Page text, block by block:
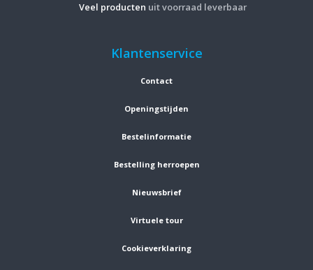
Veel producten uit voorraad leverbaar
Klantenservice
Contact
Openingstijden
Bestelinformatie
Bestelling herroepen
Nieuwsbrief
Virtuele tour
Cookieverklaring